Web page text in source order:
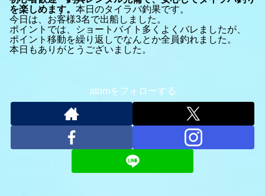
を楽しめます。 本日のタイラバ釣果です。
今日は、お客様3名で出船しました。
ポイントでは、ショートバイト多くよくバレましたが、
ポイント移動を繰り返しでなんとか全員釣れました。
本日もありがとうございました。
atomをフォローする